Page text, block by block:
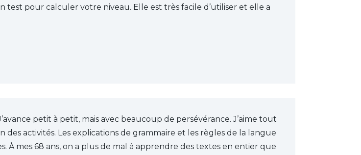
pour calculer votre niveau. Elle est très facile d’utiliser et elle a
petit à petit, mais avec beaucoup de persévérance. J’aime tout
des activités. Les explications de grammaire et les règles de la langue
À mes 68 ans, on a plus de mal à apprendre des textes en entier que